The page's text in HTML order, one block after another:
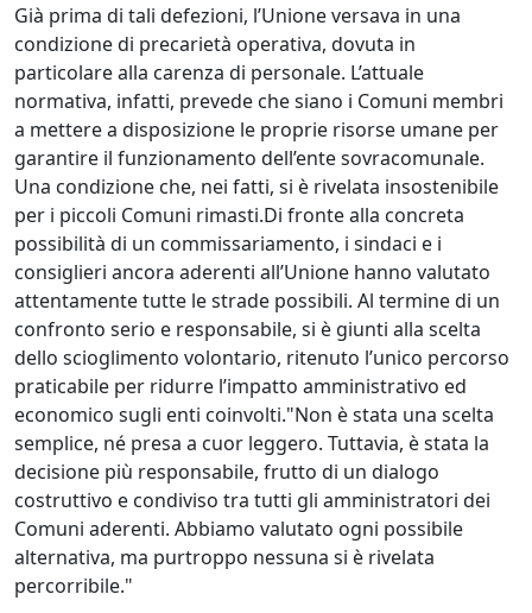
Già prima di tali defezioni, l’Unione versava in una
condizione di precarietà operativa, dovuta in
particolare alla carenza di personale. L’attuale
normativa, infatti, prevede che siano i Comuni membri
a mettere a disposizione le proprie risorse umane per
garantire il funzionamento dell’ente sovracomunale.
Una condizione che, nei fatti, si è rivelata insostenibile
per i piccoli Comuni rimasti.Di fronte alla concreta
possibilità di un commissariamento, i sindaci e i
consiglieri ancora aderenti all’Unione hanno valutato
attentamente tutte le strade possibili. Al termine di un
confronto serio e responsabile, si è giunti alla scelta
dello scioglimento volontario, ritenuto l’unico percorso
praticabile per ridurre l’impatto amministrativo ed
economico sugli enti coinvolti."Non è stata una scelta
semplice, né presa a cuor leggero. Tuttavia, è stata la
decisione più responsabile, frutto di un dialogo
costruttivo e condiviso tra tutti gli amministratori dei
Comuni aderenti. Abbiamo valutato ogni possibile
alternativa, ma purtroppo nessuna si è rivelata
percorribile."